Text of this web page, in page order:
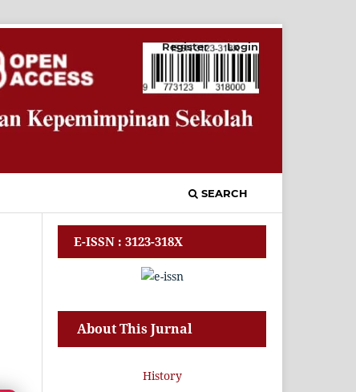
SEARCH
Register Login
E-ISSN : 3123-318X
About This Jurnal
History